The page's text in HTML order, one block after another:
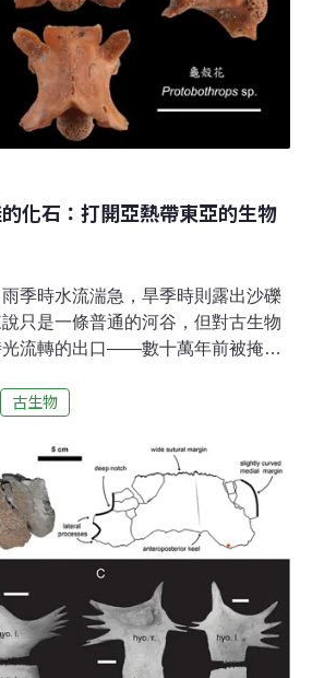
化石：打開亞熱帶東亞的生物
季時水流湍急，旱季時則露出沙礫
只是一條普通的河谷，但對古生物
光流轉的出口——數十萬年前被掩埋
化石動物群」的稱號。其中最出名
，本文的主角不是象牙，也不是鹿
幾毫米，乍看之下像是碎石、骨片的
下的細節浮現，科學家不禁驚呼：
！不久後，又有蛇的脊椎被辨認出
揭開了台灣古生物研究的新篇章。
批化石全都是脊椎骨，來自40到80
崎頂層。經過分類鑑定，它們是黑眶
與龜殼花，是台灣第一筆確切的蛇與
也是亞熱帶東亞的首次發現，對於
古生物